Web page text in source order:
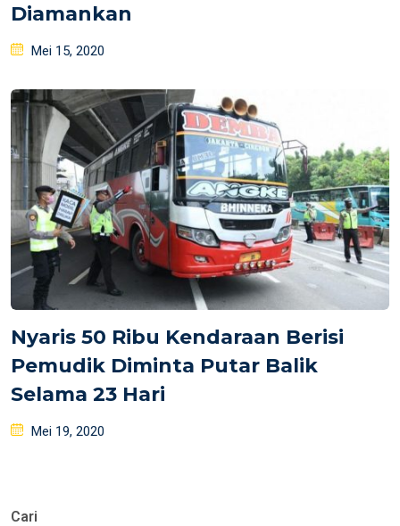
Diamankan
Posted
Mei 15, 2020
Nyaris 50 Ribu Kendaraan Berisi
Pemudik Diminta Putar Balik
Selama 23 Hari
Posted
Mei 19, 2020
Cari